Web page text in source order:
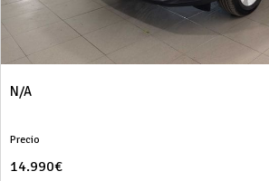
N/A
Precio
14.990€